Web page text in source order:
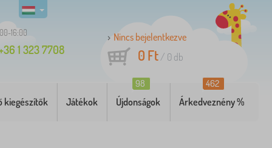
16:00
1 323 7708
Nincs bejelentkezve
0 Ft/ 0 db
kiegészítők Játékok Újdonságok
98
Árkedveznény %
462